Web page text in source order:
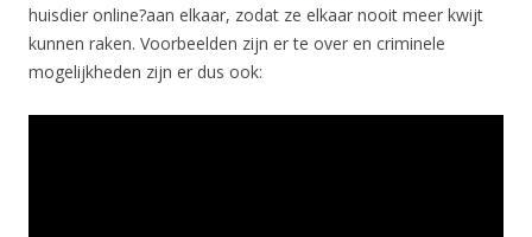
huisdier online?aan elkaar, zodat ze elkaar nooit meer kwijt
kunnen raken. Voorbeelden zijn er te over en criminele
mogelijkheden zijn er dus ook: